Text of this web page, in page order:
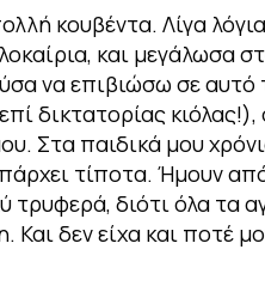
κουβέντα. Λίγα
και μεγάλωσα
να επιβιώσω σε αυτό
δικτατορίας κιόλας!),
Στα παιδικά μου
τίποτα. Ήμουν
διότι όλα τα
δεν είχα και ποτέ